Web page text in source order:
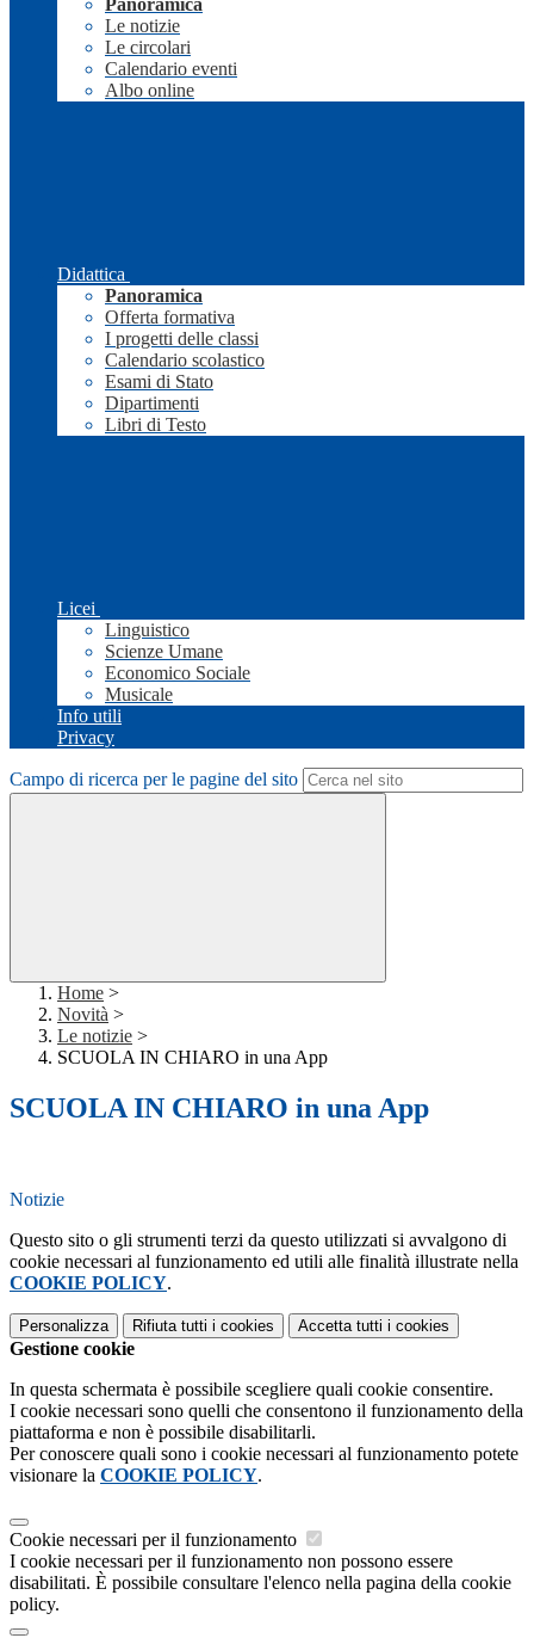
Panoramica
Le notizie
Le circolari
Calendario eventi
Albo online
Didattica
Panoramica
Offerta formativa
I progetti delle classi
Calendario scolastico
Esami di Stato
Dipartimenti
Libri di Testo
Licei
Linguistico
Scienze Umane
Economico Sociale
Musicale
Info utili
Privacy
Campo di ricerca per le pagine del sito
Home >
Novità >
Le notizie >
SCUOLA IN CHIARO in una App
SCUOLA IN CHIARO in una App
Notizie
Questo sito o gli strumenti terzi da questo utilizzati si avvalgono di
cookie necessari al funzionamento ed utili alle finalità illustrate nella
COOKIE POLICY.
Personalizza Rifiuta tutti i cookies Accetta tutti i cookies
Gestione cookie
In questa schermata è possibile scegliere quali cookie consentire.
I cookie necessari sono quelli che consentono il funzionamento della
piattaforma e non è possibile disabilitarli.
Per conoscere quali sono i cookie necessari al funzionamento potete
visionare la COOKIE POLICY.
Cookie necessari per il funzionamento
I cookie necessari per il funzionamento non possono essere
disabilitati. È possibile consultare l'elenco nella pagina della cookie
policy.